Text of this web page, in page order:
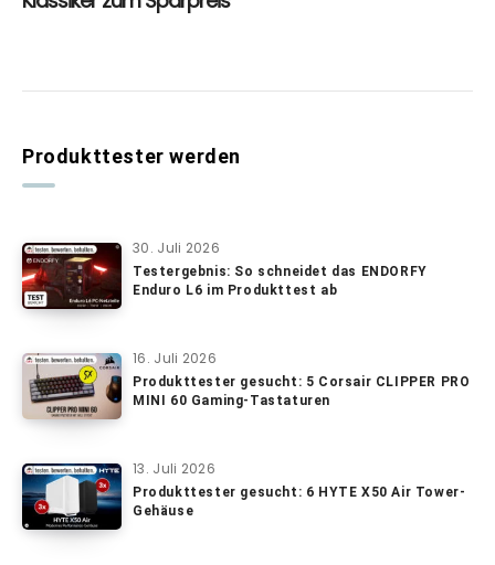
Produkttester werden
30. Juli 2026
Testergebnis: So schneidet das ENDORFY
Enduro L6 im Produkttest ab
16. Juli 2026
Produkttester gesucht: 5 Corsair CLIPPER PRO
MINI 60 Gaming-Tastaturen
13. Juli 2026
Produkttester gesucht: 6 HYTE X50 Air Tower-
Gehäuse